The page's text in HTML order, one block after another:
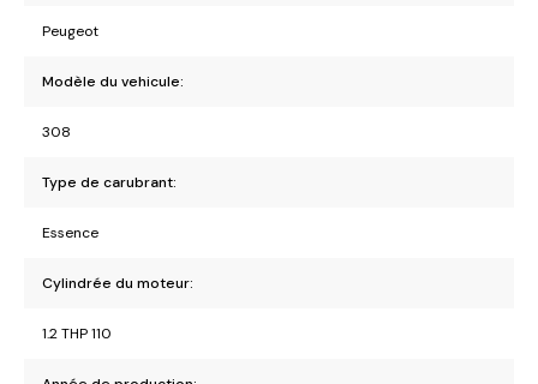
Peugeot
Modèle du vehicule:
308
Type de carubrant:
Essence
Cylindrée du moteur:
1.2 THP 110